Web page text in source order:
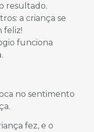
resultado.
a criança se
feliz!
funciona
no sentimento
fez, e o